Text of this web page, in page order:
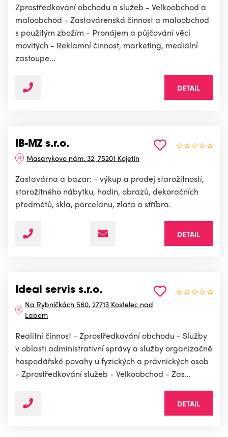
Zprostředkování obchodu a služeb - Velkoobchod a
maloobchod - Zastavárenská činnost a maloobchod
s použitým zbožím - Pronájem a půjčování věcí
movitých - Reklamní činnost, marketing, mediální
zastoupe...
DETAIL
IB-MZ s.r.o.
Masarykovo nám. 32, 75201 Kojetín
Zastavárna a bazar: - výkup a prodej starožitností,
starožitného nábytku, hodin, obrazů, dekoračních
předmětů, skla, porcelánu, zlata a stříbra.
DETAIL
Ideal servis s.r.o.
Na Rybníčkách 560, 27713 Kostelec nad
Labem
Realitní činnost - Zprostředkování obchodu - Služby
v oblasti administrativní správy a služby organizačně
hospodářské povahy u fyzických a právnických osob
- Zprostředkování služeb - Velkoobchod - Zas...
DETAIL